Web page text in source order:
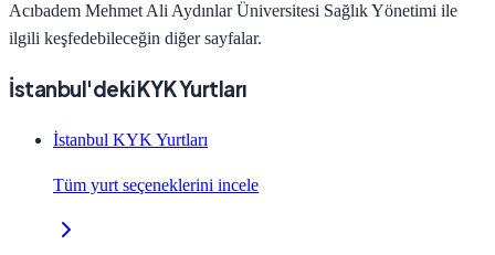
Acıbadem Mehmet Ali Aydınlar Üniversitesi Sağlık Yönetimi ile
ilgili keşfedebileceğin diğer sayfalar.
İstanbul'deki KYK Yurtları
İstanbul KYK Yurtları
Tüm yurt seçeneklerini incele